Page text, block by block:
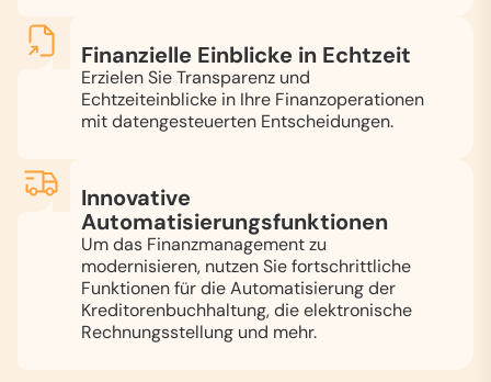
Finanzielle Einblicke in Echtzeit
Erzielen Sie Transparenz und
Echtzeiteinblicke in Ihre Finanzoperationen
mit datengesteuerten Entscheidungen.
Innovative
Automatisierungsfunktionen
Um das Finanzmanagement zu
modernisieren, nutzen Sie fortschrittliche
Funktionen für die Automatisierung der
Kreditorenbuchhaltung, die elektronische
Rechnungsstellung und mehr.